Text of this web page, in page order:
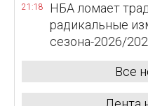
21:18
НБА ломает
радикальные
сезона-2026/
Все